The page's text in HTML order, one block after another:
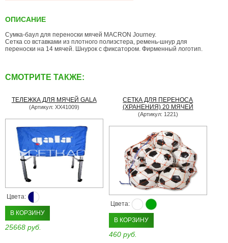
ОПИСАНИЕ
Сумка-баул для переноски мячей MACRON Journey.
Сетка со вставками из плотного полиэстера, ремень-шнур для
переноски на 14 мячей. Шнурок с фиксатором. Фирменный логотип.
СМОТРИТЕ ТАКЖЕ:
ТЕЛЕЖКА ДЛЯ МЯЧЕЙ GALA
(Артикул: XX41009)
Цвета:
В КОРЗИНУ
25668 руб.
СЕТКА ДЛЯ ПЕРЕНОСА
(ХРАНЕНИЯ) 20 МЯЧЕЙ
(Артикул: 1221)
Цвета:
В КОРЗИНУ
460 руб.